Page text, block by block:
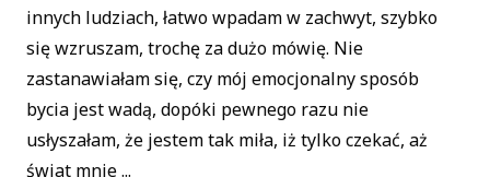
innych ludziach, łatwo wpadam w zachwyt, szybko
się wzruszam, trochę za dużo mówię. Nie
zastanawiałam się, czy mój emocjonalny sposób
bycia jest wadą, dopóki pewnego razu nie
usłyszałam, że jestem tak miła, iż tylko czekać, aż
świat mnie ...